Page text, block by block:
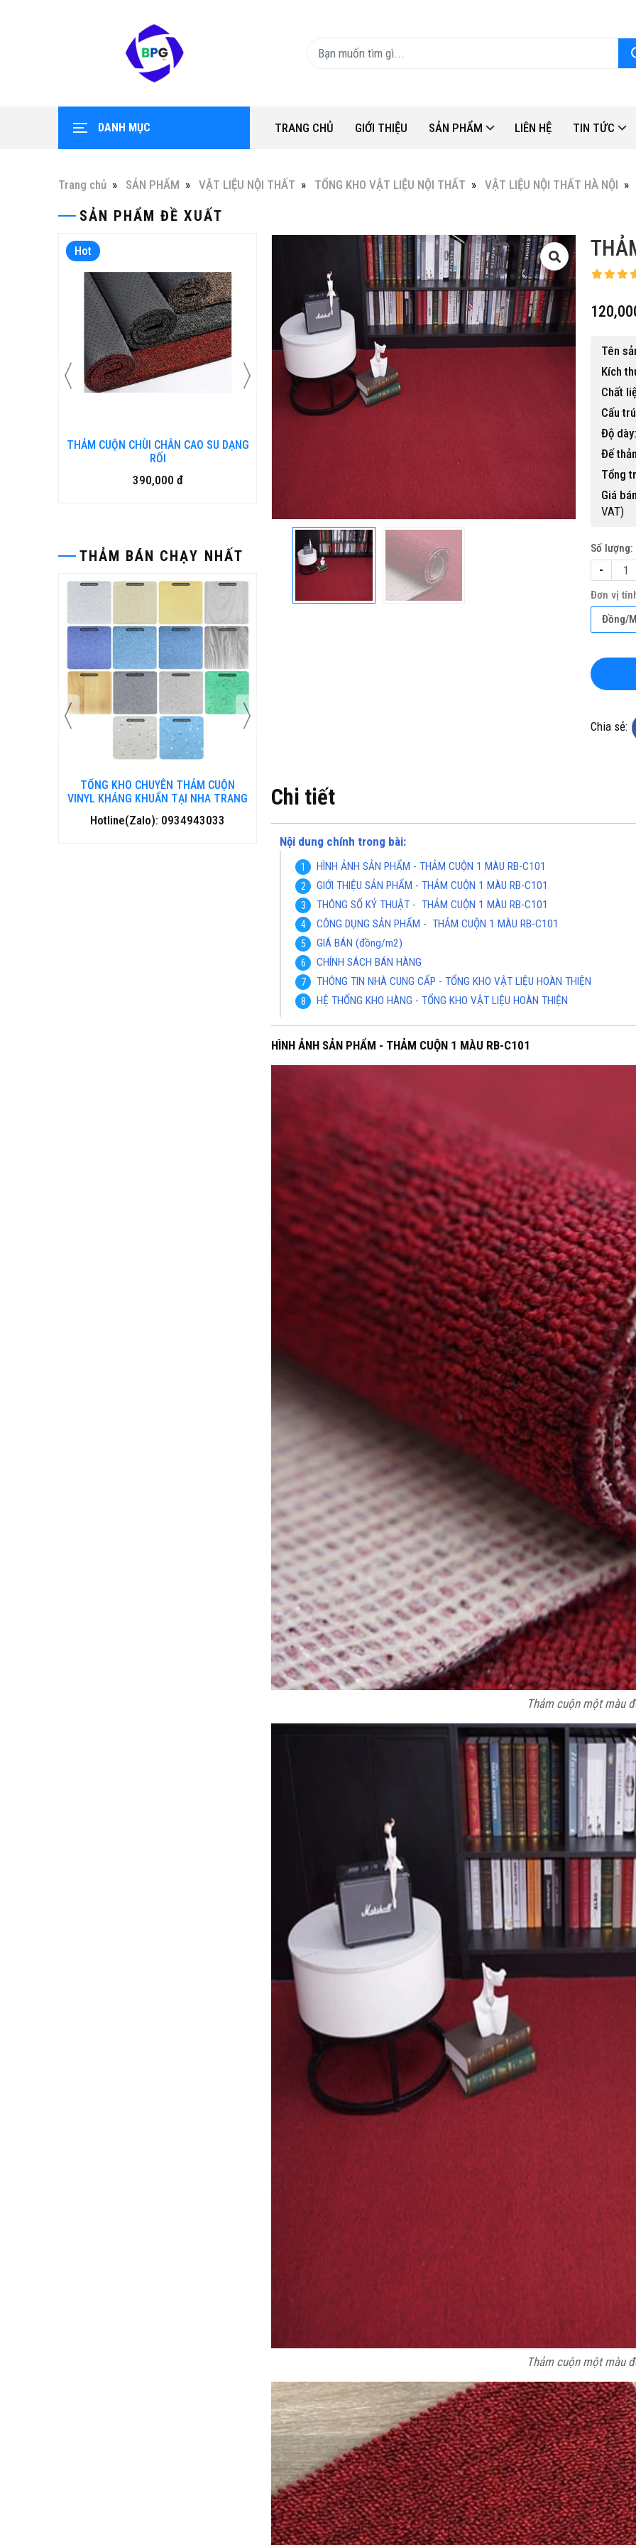
DANH MỤC TRANG CHỦ GIỚI THIỆU SẢN PHẨM LIÊN HỆ TIN TỨC
Trang chủ SẢN PHẨM VẬT LIỆU NỘI THẤT TỔNG KHO VẬT LIỆU NỘI THẤT VẬT LIỆU NỘI THẤT HÀ NỘI
SẢN PHẨM ĐỀ XUẤT
Hot
Bàn ghế gỗ nhựa ngoài trời BP-456
15,500,000 đ
THẢM BÁN CHẠY NHẤT
TỔNG KHO CHUYÊN THẢM CUỘN
VINYL KHÁNG KHUẨN TẠI ĐÀ NẴNG
Hotline(Zalo): 0934943033
TỔNG KHO CHUYÊN THẢM CUỘN
VINYL KHÁNG KHUẨN TẠI HÀ NỘI
Hotline(Zalo): 0934943033 Hotline(Zalo): 0934943033
Tên
Kích
Chất
Cấu
Độ dày:
Đế
Tổng
Giá
VAT)
Số lượng:
-
Đơn vị
Đồng/
Chia sẻ:
Chi tiết
Nội dung chính trong bài:
HÌNH ẢNH SẢN PHẨM - THẢM CUỘN 1 MÀU RB-C101
GIỚI THIỆU SẢN PHẨM - THẢM CUỘN 1 MÀU RB-C101
THÔNG SỐ KỶ THUẬT - THẢM CUỘN 1 MÀU RB-C101
CÔNG DỤNG SẢN PHẨM - THẢM CUỘN 1 MÀU RB-C101
GIÁ BÁN (đồng/m2)
CHÍNH SÁCH BÁN HÀNG
THÔNG TIN NHÀ CUNG CẤP - TỔNG KHO VẬT LIỆU HOÀN THIỆN
HỆ THỐNG KHO HÀNG - TỔNG KHO VẬT LIỆU HOÀN THIỆN
HÌNH ẢNH SẢN PHẨM - THẢM CUỘN 1 MÀU RB-C101
Thảm cuộn một màu
Thảm cuộn một màu